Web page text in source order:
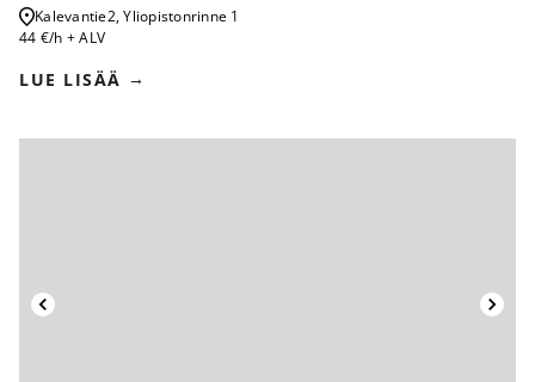
Kalevantie2, Yliopistonrinne 1
44 €/h + ALV
LUE LISÄÄ